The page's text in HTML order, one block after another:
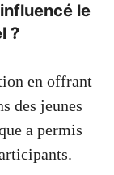
le
?
en offrant
des jeunes
a permis